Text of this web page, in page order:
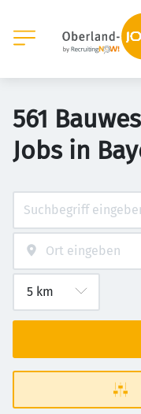
561
Jobs in